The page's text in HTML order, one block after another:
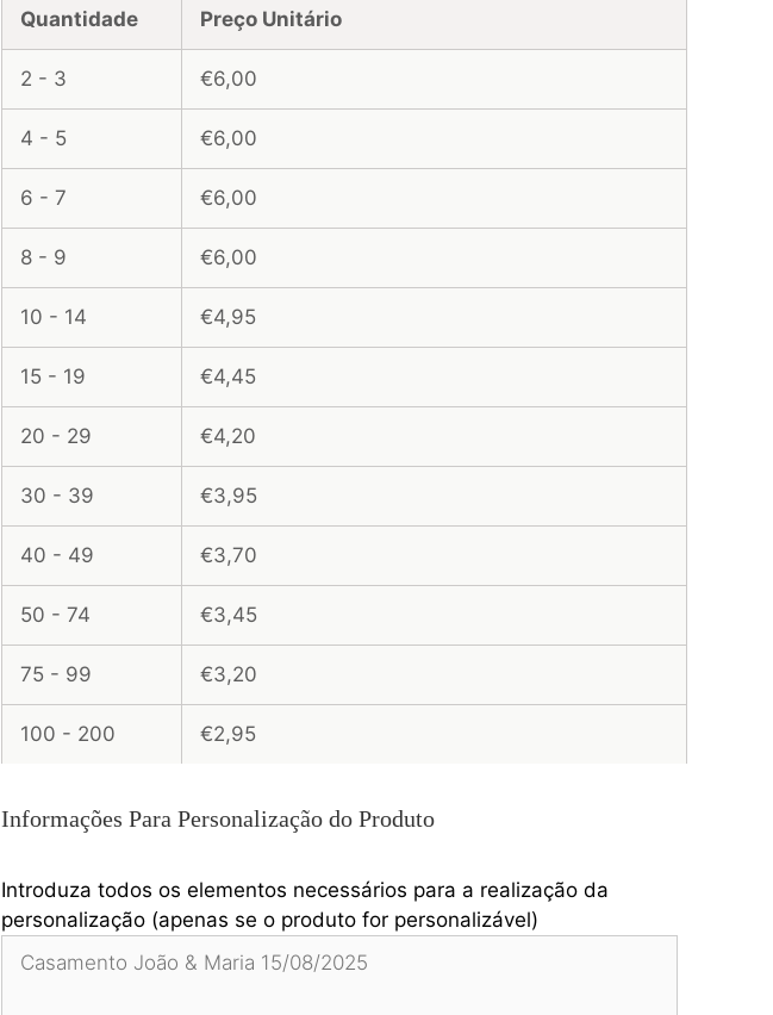
Quantidade Preço Unitário
2 - 3 €6,00
4 - 5 €6,00
6 - 7 €6,00
8 - 9 €6,00
10 - 14 €4,95
15 - 19 €4,45
20 - 29 €4,20
30 - 39 €3,95
40 - 49 €3,70
50 - 74 €3,45
75 - 99 €3,20
100 - 200 €2,95
Informações Para Personalização do Produto
Introduza todos os elementos necessários para a realização da
personalização (apenas se o produto for personalizável)